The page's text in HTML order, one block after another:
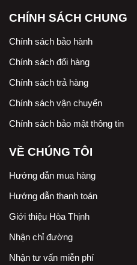
CHÍNH SÁCH CHUNG
Chính sách bảo hành
Chính sách đổi hàng
Chính sách trả hàng
Chính sách vận chuyển
Chính sách bảo mật thông tin
VỀ CHÚNG TÔI
Hướng dẫn mua hàng
Hướng dẫn thanh toán
Giới thiệu Hòa Thịnh
Nhận chỉ đường
Nhận tư vấn miễn phí